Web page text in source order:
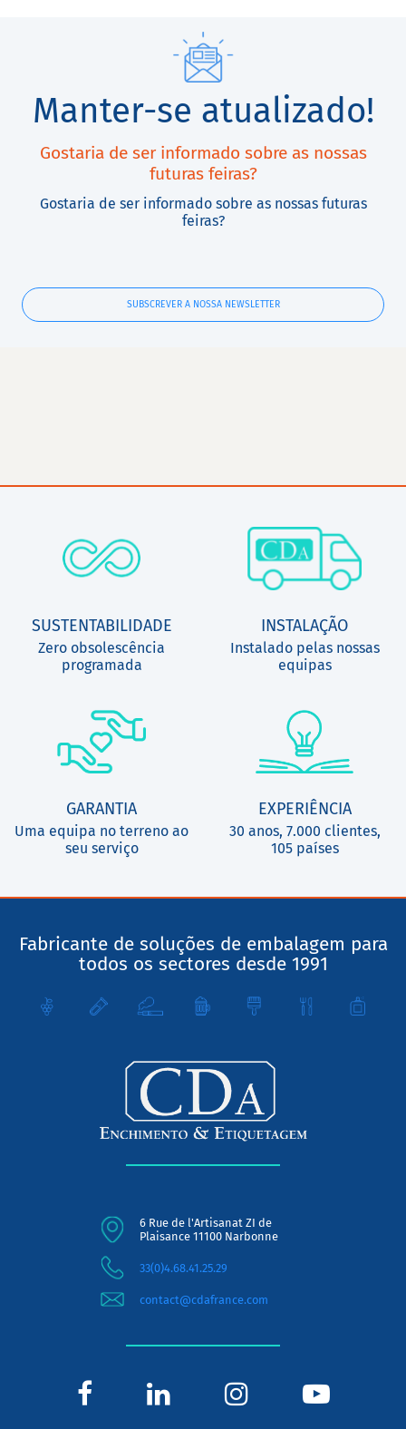
Manter-se atualizado!
Gostaria de ser informado sobre as nossas
futuras feiras?
Gostaria de ser informado sobre as nossas futuras
feiras?
SUBSCREVER A NOSSA NEWSLETTER
SUSTENTABILIDADE
Zero obsolescência
programada
INSTALAÇÃO
Instalado pelas nossas
equipas
GARANTIA
Uma equipa no terreno ao
seu serviço
EXPERIÊNCIA
30 anos, 7.000 clientes,
105 países
Fabricante de soluções de embalagem para
todos os sectores desde 1991
6 Rue de l'Artisanat ZI de
Plaisance 11100 Narbonne
33(0)4.68.41.25.29
contact@cdafrance.com